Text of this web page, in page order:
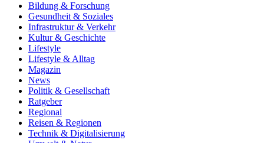
Bildung & Forschung
Gesundheit & Soziales
Infrastruktur & Verkehr
Kultur & Geschichte
Lifestyle
Lifestyle & Alltag
Magazin
News
Politik & Gesellschaft
Ratgeber
Regional
Reisen & Regionen
Technik & Digitalisierung